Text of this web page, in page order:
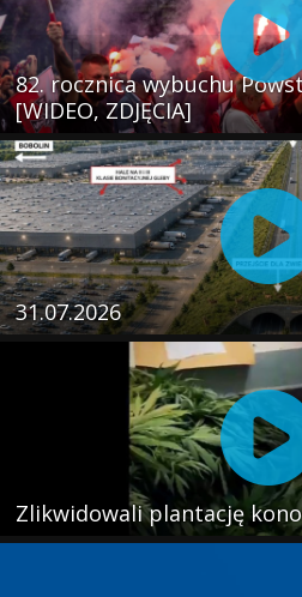
82. rocznica wybuchu
[WIDEO, ZDJĘCIA]
31.07.2026
Zlikwidowali plantację